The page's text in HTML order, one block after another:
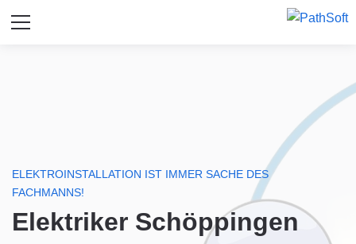
ELEKTROINSTALLATION IST IMMER SACHE DES
FACHMANNS!
Elektriker Schöppingen